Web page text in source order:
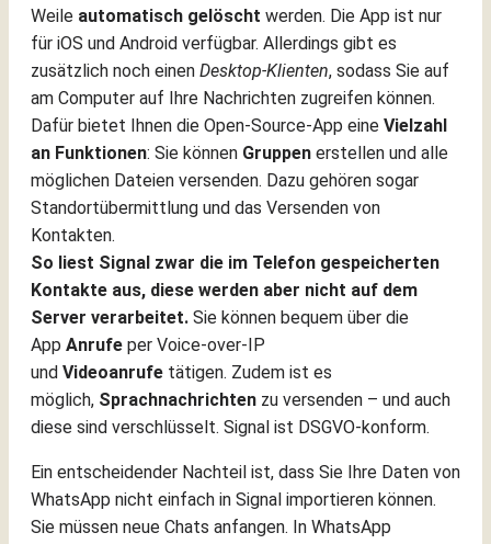
Weile automatisch gelöscht werden. Die App ist nur
für iOS und Android verfügbar. Allerdings gibt es
zusätzlich noch einen Desktop-Klienten, sodass Sie auf
am Computer auf Ihre Nachrichten zugreifen können.
Dafür bietet Ihnen die Open-Source-App eine Vielzahl
an Funktionen: Sie können Gruppen erstellen und alle
möglichen Dateien versenden. Dazu gehören sogar
Standortübermittlung und das Versenden von
Kontakten.
So liest Signal zwar die im Telefon gespeicherten
Kontakte aus, diese werden aber nicht auf dem
Server verarbeitet. Sie können bequem über die
App Anrufe per Voice-over-IP
und Videoanrufe tätigen. Zudem ist es
möglich, Sprachnachrichten zu versenden – und auch
diese sind verschlüsselt. Signal ist DSGVO-konform.
Ein entscheidender Nachteil ist, dass Sie Ihre Daten von
WhatsApp nicht einfach in Signal importieren können.
Sie müssen neue Chats anfangen. In WhatsApp